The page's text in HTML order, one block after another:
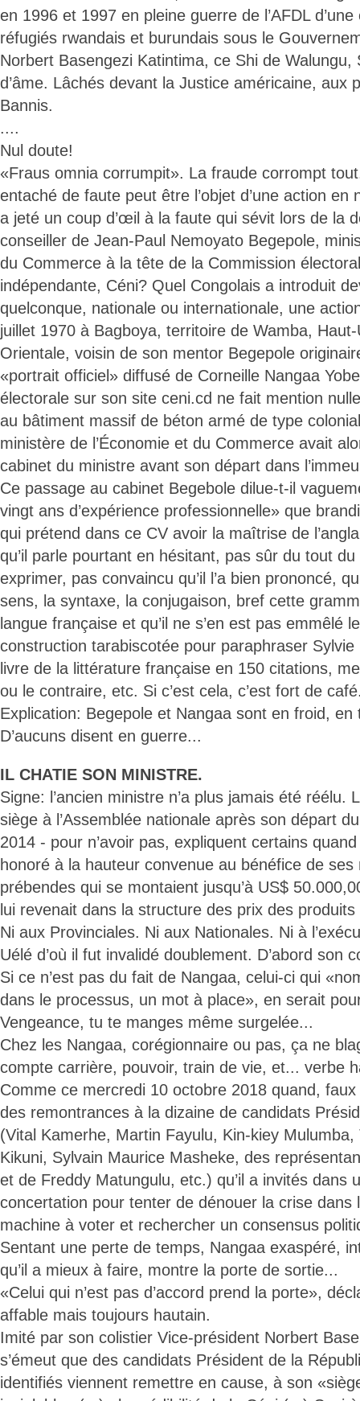
en 1996 et 1997 en pleine guerre de l’AFDL
réfugiés rwandais et burundais sous le
Norbert Basengezi Katintima, ce Shi de Walungu,
d’âme. Lâchés devant la Justice américaine, aux
Bannis.
....
Nul doute!
«Fraus omnia corrumpit». La fraude corrompt
entaché de faute peut être l’objet d’une action en
a jeté un coup d’œil à la faute qui sévit lors de la
conseiller de Jean-Paul Nemoyato Begepole,
du Commerce à la tête de la Commission
indépendante, Céni? Quel Congolais a introduit
quelconque, nationale ou internationale, une
juillet 1970 à Bagboya, territoire de Wamba,
Orientale, voisin de son mentor Begepole
«portrait officiel» diffusé de Corneille Nangaa
électorale sur son site ceni.cd ne fait mention
au bâtiment massif de béton armé de type
ministère de l’Économie et du Commerce avait
cabinet du ministre avant son départ dans
Ce passage au cabinet Begebole dilue-t-il
vingt ans d’expérience professionnelle» que
qui prétend dans ce CV avoir la maîtrise de
qu’il parle pourtant en hésitant, pas sûr du tout
exprimer, pas convaincu qu’il l’a bien prononcé,
sens, la syntaxe, la conjugaison, bref cette
langue française et qu’il ne s’en est pas emmêlé
construction tarabiscotée pour paraphraser
livre de la littérature française en 150 citations,
ou le contraire, etc. Si c’est cela, c’est fort de
Explication: Begepole et Nangaa sont en froid,
D’aucuns disent en guerre...
IL CHATIE SON MINISTRE.
Signe: l’ancien ministre n’a plus jamais été réélu.
siège à l’Assemblée nationale après son départ
2014 - pour n’avoir pas, expliquent certains
honoré à la hauteur convenue au bénéfice de ses
prébendes qui se montaient jusqu’à US$
lui revenait dans la structure des prix des
Ni aux Provinciales. Ni aux Nationales. Ni à
Uélé d’où il fut invalidé doublement. D’abord son
Si ce n’est pas du fait de Nangaa, celui-ci qui
dans le processus, un mot à place», en serait
Vengeance, tu te manges même surgelée...
Chez les Nangaa, corégionnaire ou pas, ça ne
compte carrière, pouvoir, train de vie, et... verbe
Comme ce mercredi 10 octobre 2018 quand,
des remontrances à la dizaine de candidats
(Vital Kamerhe, Martin Fayulu, Kin-kiey
Kikuni, Sylvain Maurice Masheke, des
et de Freddy Matungulu, etc.) qu’il a invités dans
concertation pour tenter de dénouer la crise dans
machine à voter et rechercher un consensus
Sentant une perte de temps, Nangaa exaspéré,
qu’il a mieux à faire, montre la porte de sortie...
«Celui qui n’est pas d’accord prend la porte»,
affable mais toujours hautain.
Imité par son colistier Vice-président Norbert
s’émeut que des candidats Président de la
identifiés viennent remettre en cause, à son